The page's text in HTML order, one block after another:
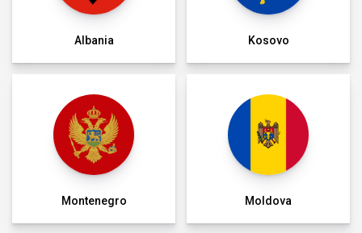
Albania Kosovo
Montenegro Moldova